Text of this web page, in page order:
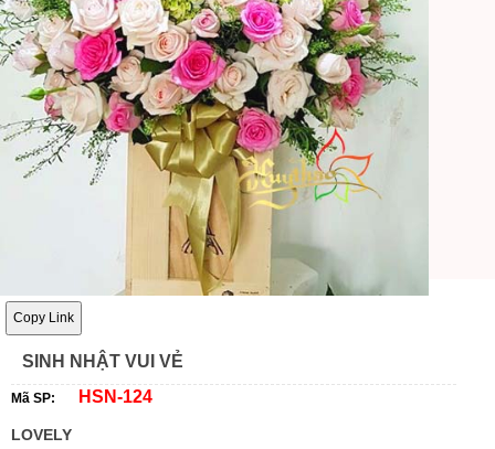
Copy Link
SINH NHẬT VUI VẺ
Mã SP: HSN-124
LOVELY